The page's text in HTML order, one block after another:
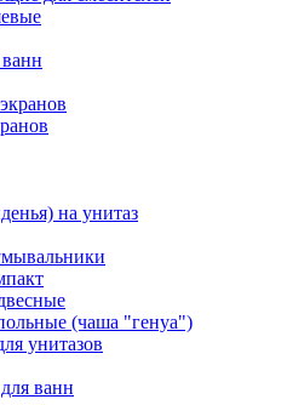
на унитаз
(чаша "генуа")
унитазов
ванн